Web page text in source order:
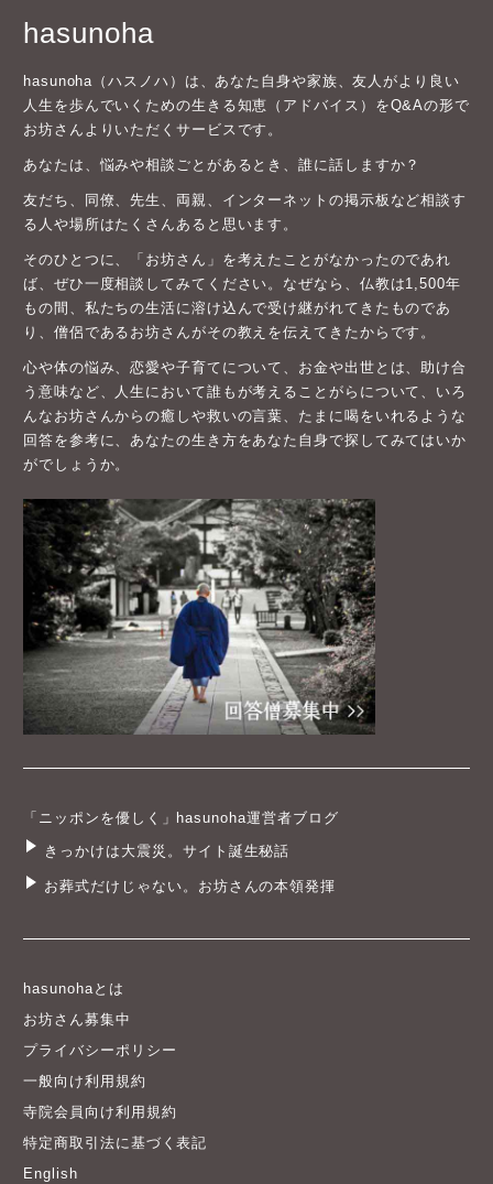
hasunoha
hasunoha（ハスノハ）は、あなた自身や家族、友人がより良い
人生を歩んでいくための生きる知恵（アドバイス）をQ&Aの形で
お坊さんよりいただくサービスです。
あなたは、悩みや相談ごとがあるとき、誰に話しますか？
友だち、同僚、先生、両親、インターネットの掲示板など相談す
る人や場所はたくさんあると思います。
そのひとつに、「お坊さん」を考えたことがなかったのであれ
ば、ぜひ一度相談してみてください。なぜなら、仏教は1,500年
もの間、私たちの生活に溶け込んで受け継がれてきたものであ
り、僧侶であるお坊さんがその教えを伝えてきたからです。
心や体の悩み、恋愛や子育てについて、お金や出世とは、助け合
う意味など、人生において誰もが考えることがらについて、いろ
んなお坊さんからの癒しや救いの言葉、たまに喝をいれるような
回答を参考に、あなたの生き方をあなた自身で探してみてはいか
がでしょうか。
「ニッポンを優しく」hasunoha運営者ブログ
きっかけは大震災。サイト誕生秘話
お葬式だけじゃない。お坊さんの本領発揮
hasunohaとは
お坊さん募集中
プライバシーポリシー
一般向け利用規約
寺院会員向け利用規約
特定商取引法に基づく表記
English